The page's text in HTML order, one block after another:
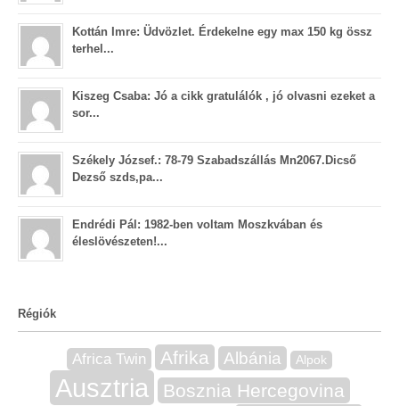
Kottán Imre: Üdvözlet. Érdekelne egy max 150 kg össz
terhel...
Kiszeg Csaba: Jó a cikk gratulálók , jó olvasni ezeket a
sor...
Székely József.: 78-79 Szabadszállás Mn2067.Dicső
Dezső szds,pa...
Endrédi Pál: 1982-ben voltam Moszkvában és
éleslövészeten!...
Régiók
Africa Twin Afrika Albánia Alpok
Ausztria Bosznia Hercegovina